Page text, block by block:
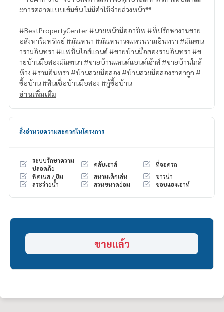
ะการตลาดแบบเข้มข้น ไม่มีค่าใช้จ่ายล่วงหน้า**
#BestPropertyCenter #นายหน้ามืออาชีพ #ที่ปรึกษางานขาย
อสังหาริมทรัพย์ #มัณฑนา #มัณฑนาวงแหวนรามอินทรา #มัณฑน
ารามอินทรา #แฟชั่นไอส์แลนด์ #ขายบ้านมือสองรามอินทรา #ข
ายบ้านมือสองมัณฑนา #ขายบ้านแลนด์แอนด์เฮ้าส์ #ขายบ้านใกล้
ห้าง #รามอินทรา #บ้านสวยมือสอง #บ้านสวยมือสองราคาถูก #
ซื้อบ้าน #สินเชื่อบ้านมือสอง #กู้ซื้อบ้าน
อ่านเพิ่มเติม
สิ่งอำนวยความสะดวกในโครงการ
ระบบรักษาความ
ปลอดภัย
คลับเฮาส์
ที่จอดรถ
ฟิตเนส / ยิม
สนามเด็กเล่น
ซาวน่า
สระว่ายน้ำ
สวนขนาดย่อม ชอบแฮงเอาท์
ขายแล้ว